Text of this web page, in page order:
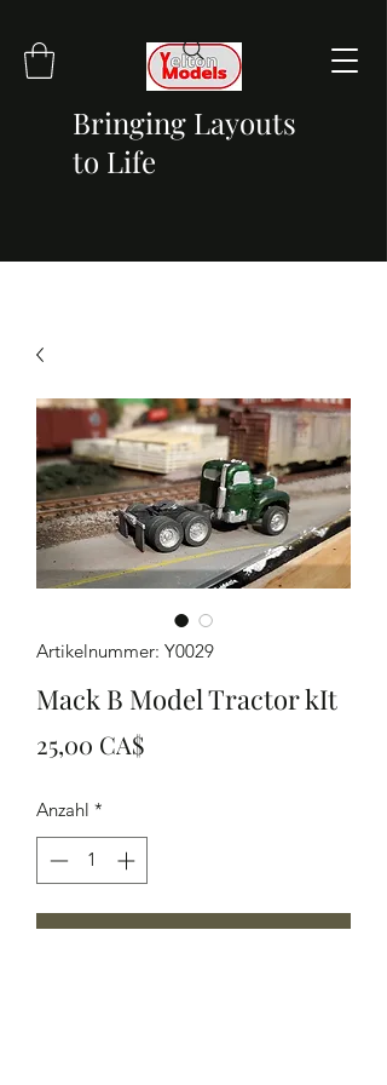
Bringing Layouts
to Life
Artikelnummer: Y0029
Mack B Model Tractor kIt
25,00 CA$Preis
Anzahl *
In den Warenkorb